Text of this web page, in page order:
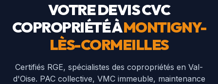
VOTRE DEVIS CVC
COPROPRIÉTÉ ÀMONTIGNY-
LÈS-CORMEILLES
Certifiés RGE, spécialistes des copropriétés en Val-
d'Oise. PAC collective, VMC immeuble, maintenance